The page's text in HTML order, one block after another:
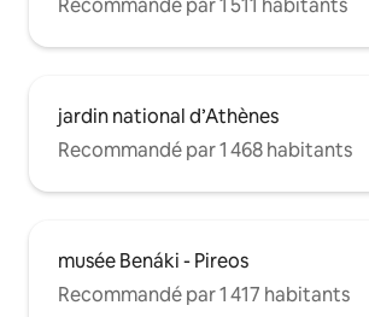
Recommandé par 1 511 habitants
jardin national d’Athènes
Recommandé par 1 468 habitants
musée Benáki - Pireos
Recommandé par 1 417 habitants